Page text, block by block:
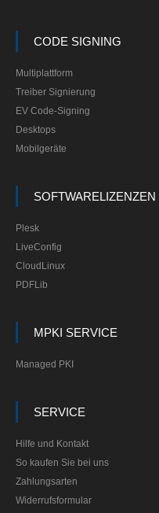
CODE SIGNING
Multiplattform
Treiber Signierung
EV Code-Signing
Desktops
Mobilgeräte
SOFTWARELIZENZEN
Plesk
LiveConfig
CloudLinux
PDFLib
MPKI SERVICE
Managed PKI
SERVICE
Hilfe und Kontakt
So kaufen Sie bei uns
Zahlungsarten
Widerrufsformular